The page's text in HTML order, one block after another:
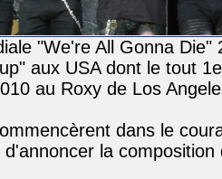
"We're All Gonna
aux USA dont le tout
au Roxy de Los
dans le
la